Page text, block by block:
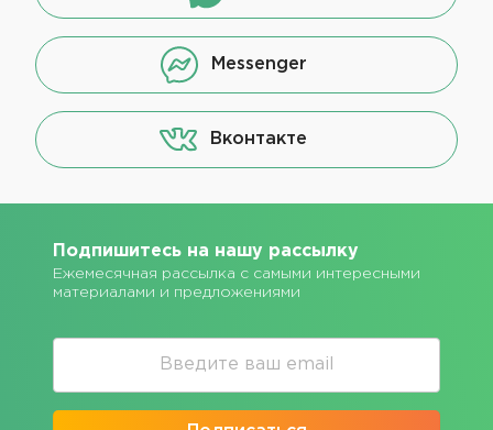
Messenger
Вконтакте
Подпишитесь на нашу рассылку
Ежемесячная рассылка с самыми интересными
материалами и предложениями